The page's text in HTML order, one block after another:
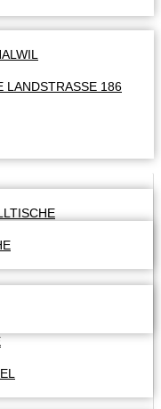
LANDSTRASSE 186